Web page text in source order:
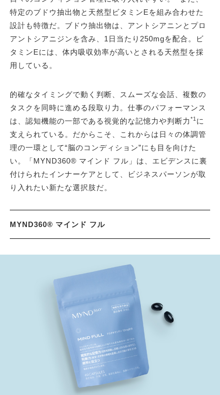
特定のブドウ抽出物と天然型ビタミンEを組み合わせた
設計も特徴だ。ブドウ抽出物は、アントシアニンとプロ
アントシアニジンを含み、1日当たり250mgを配合。ビ
タミンEには、体内吸収効率が高いとされる天然型を採
用している。
的確なタイミングで動く判断、スムーズな会話、複数の
タスクを同時に進める段取り力。仕事のパフォーマンス
は、認知機能の一部である視覚的な記憶力や判断力 *1 に
支えられている。だからこそ、これからは日々の体調管
理の一環として“脳のコンディション”にも目を向けた
い。「MYND360® マインド フル」は、エビデンスに裏
付けられたインナーケアとして、ビジネスパーソンが取
り入れたい新たな選択肢だ。
MYND360® マインド フル